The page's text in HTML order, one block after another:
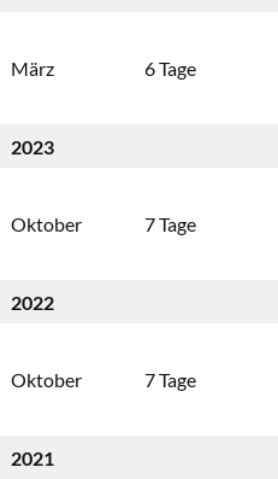
März 6 Tage
2023
Oktober 7 Tage
2022
Oktober 7 Tage
2021